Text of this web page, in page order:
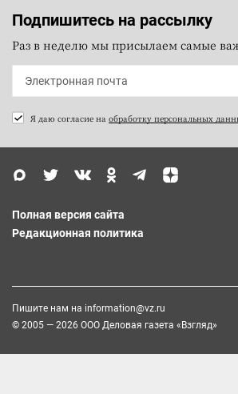
Подпишитесь на рассылку
Раз в неделю мы присылаем самые
Я даю согласие на обработку персональных
Полная версия сайта
Редакционная политика
Пишите нам на information@vz.ru
© 2005 — 2026 ООО Деловая газета «Взгляд»